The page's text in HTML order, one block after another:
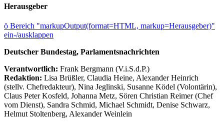
Herausgeber
ö Bereich "markupOutput(format=HTML, markup=Herausgeber)"
ein-/ausklappen
Deutscher Bundestag, Parlamentsnachrichten
Verantwortlich: Frank Bergmann (V.i.S.d.P.)
Redaktion: Lisa Brüßler, Claudia Heine, Alexander Heinrich
(stellv. Chefredakteur), Nina Jeglinski, Susanne Ködel (Volontärin),
Claus Peter Kosfeld, Johanna Metz, Sören Christian Reimer (Chef
vom Dienst), Sandra Schmid, Michael Schmidt, Denise Schwarz,
Helmut Stoltenberg, Alexander Weinlein